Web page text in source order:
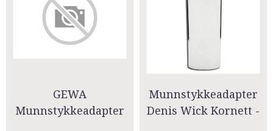
GEWA
Munnstykkeadapter
Munnstykkeadapter
Denis Wick Kornett -